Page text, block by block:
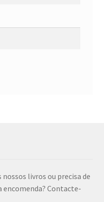
livros ou precisa de
encomenda? Contacte-